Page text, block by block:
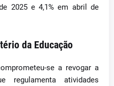
2025 e 4,1% em abril de
da Educação
se a revogar a
regulamenta atividades